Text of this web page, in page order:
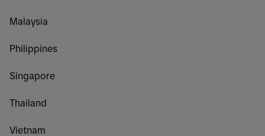
Malaysia
Philippines
Singapore
Thailand
Vietnam